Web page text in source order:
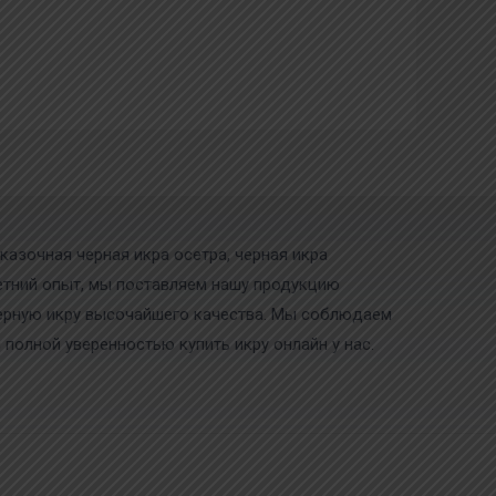
черная икра осетра, черная икра
опыт, мы поставляем нашу продукцию
икру высочайшего качества. Мы соблюдаем
уверенностью купить икру онлайн у нас.